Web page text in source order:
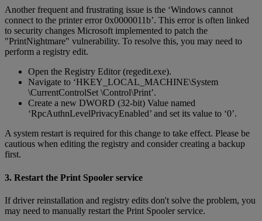
Another frequent and frustrating issue is the ‘Windows cannot
connect to the printer error 0x0000011b’. This error is often linked
to security changes Microsoft implemented to patch the
"PrintNightmare" vulnerability. To resolve this, you may need to
perform a registry edit.
Open the Registry Editor (regedit.exe).
Navigate to ‘HKEY_LOCAL_MACHINE\System
\CurrentControlSet \Control\Print’.
Create a new DWORD (32-bit) Value named
‘RpcAuthnLevelPrivacyEnabled’ and set its value to ‘0’.
A system restart is required for this change to take effect. Please be
cautious when editing the registry and consider creating a backup
first.
3. Restart the Print Spooler service
If driver reinstallation and registry edits don't solve the problem, you
may need to manually restart the Print Spooler service.